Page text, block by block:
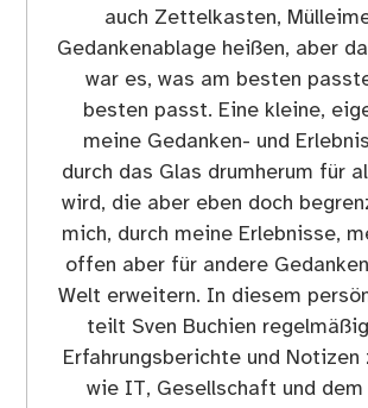
auch Zettelkasten,
Gedankenablage heißen, aber
war es, was am besten
besten passt. Eine kleine,
meine Gedanken- und
durch das Glas drumherum für
wird, die aber eben doch
mich, durch meine Erlebnisse,
offen aber für andere
Welt erweitern. In diesem
teilt Sven Buchien
Erfahrungsberichte und Notizen
wie IT, Gesellschaft und